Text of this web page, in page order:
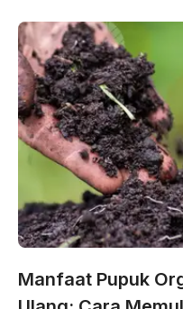
Manfaat Pupuk